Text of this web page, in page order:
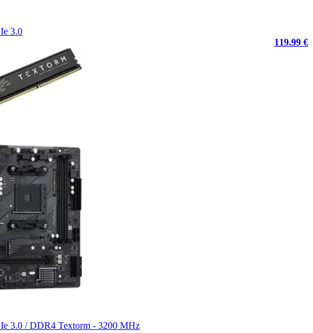
3.0
119.99 €
3.0 / DDR4 Textorm - 3200 MHz